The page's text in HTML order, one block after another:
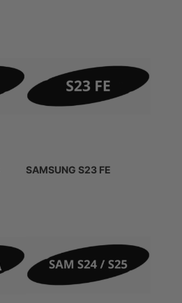
SAMSUNG S23 FE